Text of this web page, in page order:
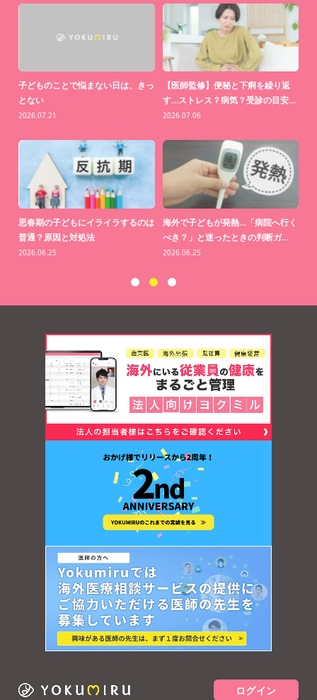
子どものことで悩まない日は、きっ
とない
2026.07.21
【医師監修】便秘と下痢を繰り返
す…ストレス？病気？受診の目安…
2026.07.06
思春期の子どもにイライラするのは
普通？原因と対処法
2026.06.25
海外で子どもが発熱…「病院へ行く
べき？」と迷ったときの判断ガ…
2026.06.25
ログイン